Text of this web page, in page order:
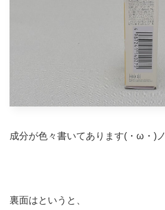
成分が色々書いてあります(・ω・)ノ
裏面はというと、